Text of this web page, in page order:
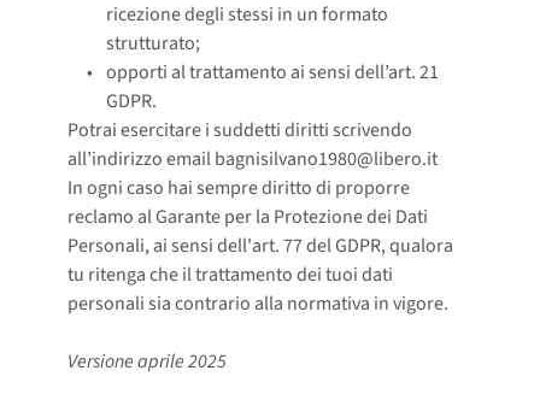
ricezione degli stessi in un formato
strutturato;
opporti al trattamento ai sensi dell’art. 21
GDPR.
Potrai esercitare i suddetti diritti scrivendo
all’indirizzo email bagnisilvano1980@libero.it
In ogni caso hai sempre diritto di proporre
reclamo al Garante per la Protezione dei Dati
Personali, ai sensi dell'art. 77 del GDPR, qualora
tu ritenga che il trattamento dei tuoi dati
personali sia contrario alla normativa in vigore.
Versione aprile 2025